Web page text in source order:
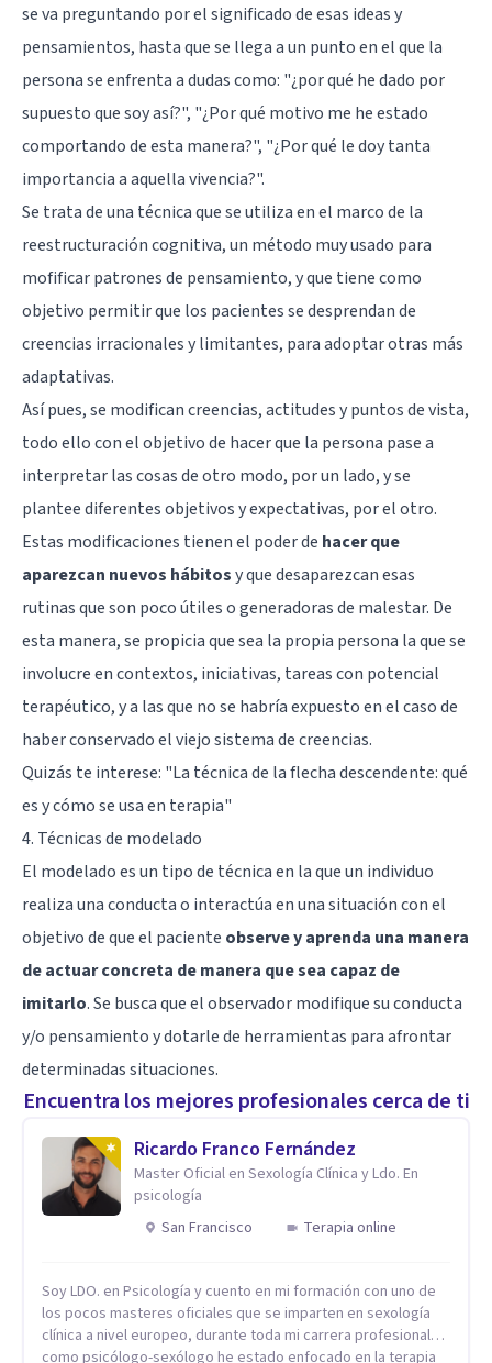
se va preguntando por el significado de esas ideas y
pensamientos, hasta que se llega a un punto en el que la
persona se enfrenta a dudas como: "¿por qué he dado por
supuesto que soy así?", "¿Por qué motivo me he estado
comportando de esta manera?", "¿Por qué le doy tanta
importancia a aquella vivencia?".
Se trata de una técnica que se utiliza en el marco de la
reestructuración cognitiva, un método muy usado para
mofificar patrones de pensamiento, y que tiene como
objetivo permitir que los pacientes se desprendan de
creencias irracionales y limitantes, para adoptar otras más
adaptativas.
Así pues, se modifican creencias, actitudes y puntos de vista,
todo ello con el objetivo de hacer que la persona pase a
interpretar las cosas de otro modo, por un lado, y se
plantee diferentes objetivos y expectativas, por el otro.
Estas modificaciones tienen el poder de hacer que
aparezcan nuevos hábitosy que desaparezcan esas
rutinas que son poco útiles o generadoras de malestar. De
esta manera, se propicia que sea la propia persona la que se
involucre en contextos, iniciativas, tareas con potencial
terapéutico, y a las que no se habría expuesto en el caso de
haber conservado el viejo sistema de creencias.
Quizás te interese: "La técnica de la flecha descendente: qué
es y cómo se usa en terapia"
4. Técnicas de modelado
El modelado es un tipo de técnica en la que un individuo
realiza una conducta o interactúa en una situación con el
objetivo de que el paciente observe y aprenda una manera
de actuar concreta de manera que sea capaz de
imitarlo. Se busca que el observador modifique su conducta
y/o pensamiento y dotarle de herramientas para afrontar
determinadas situaciones.
Encuentra los mejores profesionales cerca de ti
Ricardo Franco Fernández
Master Oficial en Sexología Clínica y Ldo. En
psicología
San Francisco
Terapia online
Soy LDO. en Psicología y cuento en mi formación con uno de
los pocos masteres oficiales que se imparten en sexología
clínica a nivel europeo, durante toda mi carrera profesional
como psicólogo-sexólogo he estado enfocado en la terapia